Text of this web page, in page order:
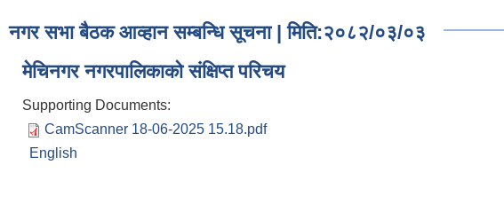
नगर सभा बैठक आव्हान सम्बन्धि सूचना | मिति:२०८२/०३/०३
मेचिनगर नगरपालिकाको संक्षिप्‍त परिचय
Supporting Documents:
CamScanner 18-06-2025 15.18.pdf
English